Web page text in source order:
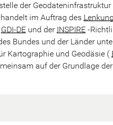
der
handelt im Auftrag des
GDI-DE und der INSPIRE -
Bundes und der Länder
Kartographie und Geodäsie (
auf der Grundlage